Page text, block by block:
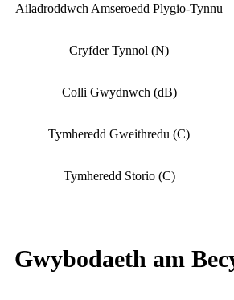
Ailadroddwch Amseroedd Plygio-Tynnu
Cryfder Tynnol (N)
Colli Gwydnwch (dB)
Tymheredd Gweithredu (C)
Tymheredd Storio (C)
Gwybodaeth am